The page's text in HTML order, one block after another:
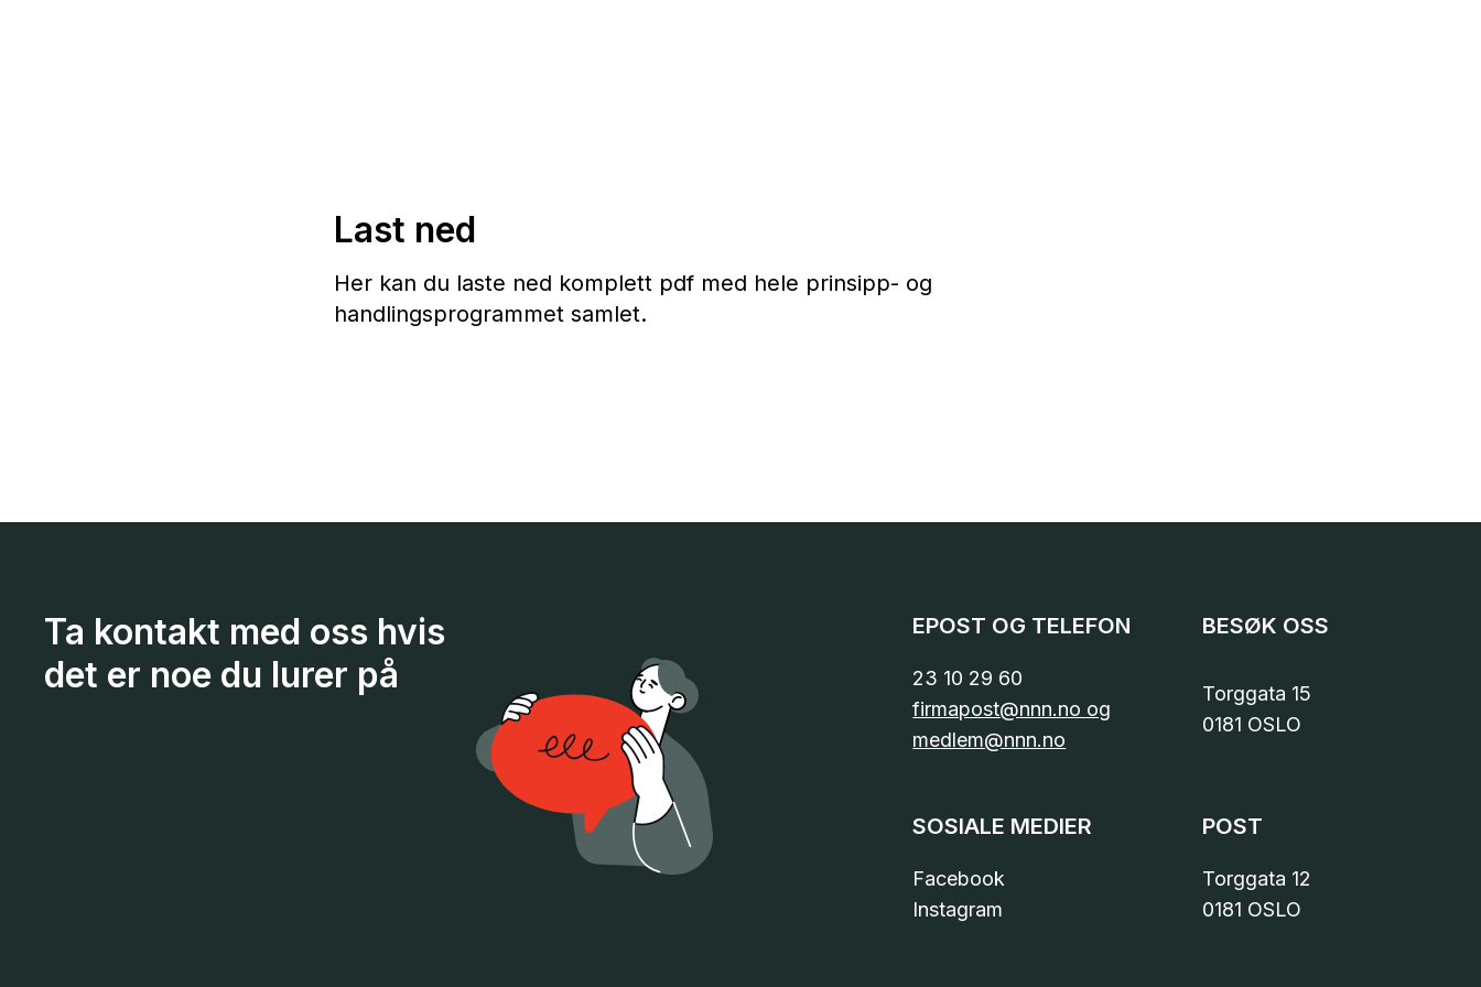
Last ned
Her kan du laste ned komplett pdf med hele prinsipp- og
handlingsprogrammet samlet.
Ta kontakt med oss hvis
det er noe du lurer på
EPOST OG TELEFON
23 10 29 60
firmapost@nnn.no og
medlem@nnn.no
SOSIALE MEDIER
Facebook
Instagram
BESØK OSS
Torggata 15
0181 OSLO
POST
Torggata 12
0181 OSLO